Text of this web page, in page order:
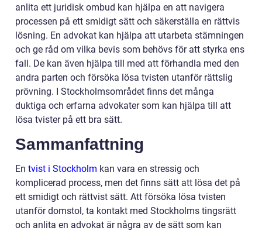
anlita ett juridisk ombud kan hjälpa en att navigera
processen på ett smidigt sätt och säkerställa en rättvis
lösning. En advokat kan hjälpa att utarbeta stämningen
och ge råd om vilka bevis som behövs för att styrka ens
fall. De kan även hjälpa till med att förhandla med den
andra parten och försöka lösa tvisten utanför rättslig
prövning. I Stockholmsområdet finns det många
duktiga och erfarna advokater som kan hjälpa till att
lösa tvister på ett bra sätt.
Sammanfattning
En tvist i Stockholm kan vara en stressig och
komplicerad process, men det finns sätt att lösa det på
ett smidigt och rättvist sätt. Att försöka lösa tvisten
utanför domstol, ta kontakt med Stockholms tingsrätt
och anlita en advokat är några av de sätt som kan